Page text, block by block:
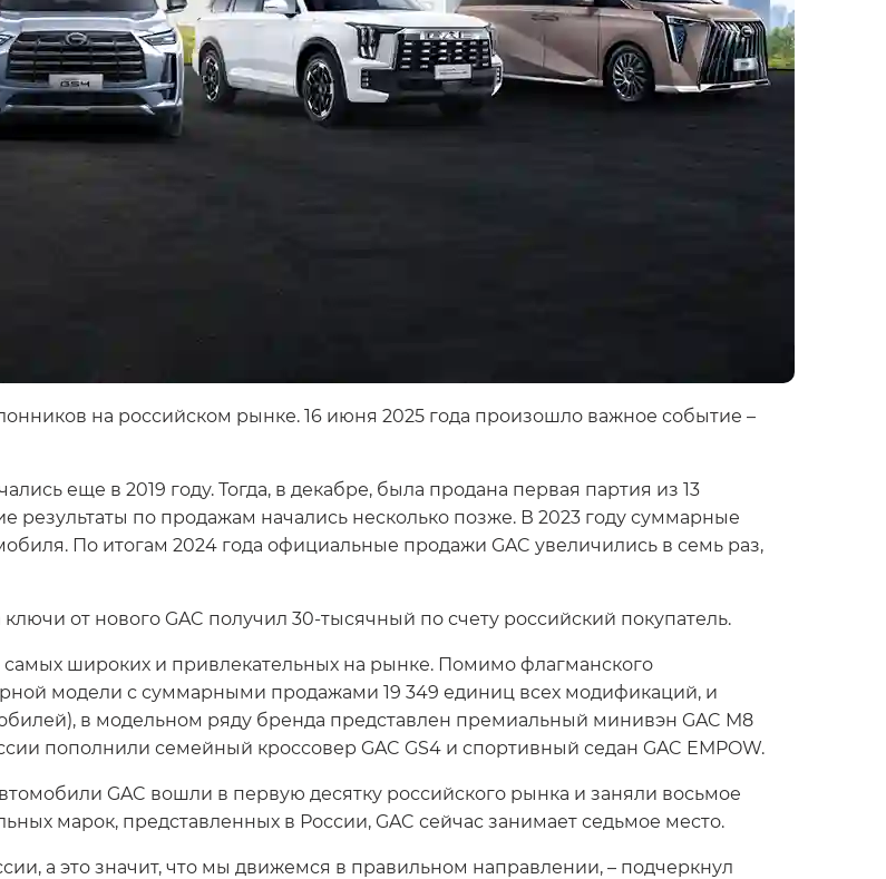
на российском рынке. 16 июня 2025 года произошло важное событие –
еще в 2019 году. Тогда, в декабре, была продана первая партия из 13
результаты по продажам начались несколько позже. В 2023 году суммарные
По итогам 2024 года официальные продажи GAC увеличились в семь раз,
от нового GAC получил 30-тысячный по счету российский покупатель.
широких и привлекательных на рынке. Помимо флагманского
модели с суммарными продажами 19 349 единиц всех модификаций, и
в модельном ряду бренда представлен премиальный минивэн GAC M8
пополнили семейный кроссовер GAC GS4 и спортивный седан GAC EMPOW.
GAC вошли в первую десятку российского рынка и заняли восьмое
марок, представленных в России, GAC сейчас занимает седьмое место.
а это значит, что мы движемся в правильном направлении, – подчеркнул